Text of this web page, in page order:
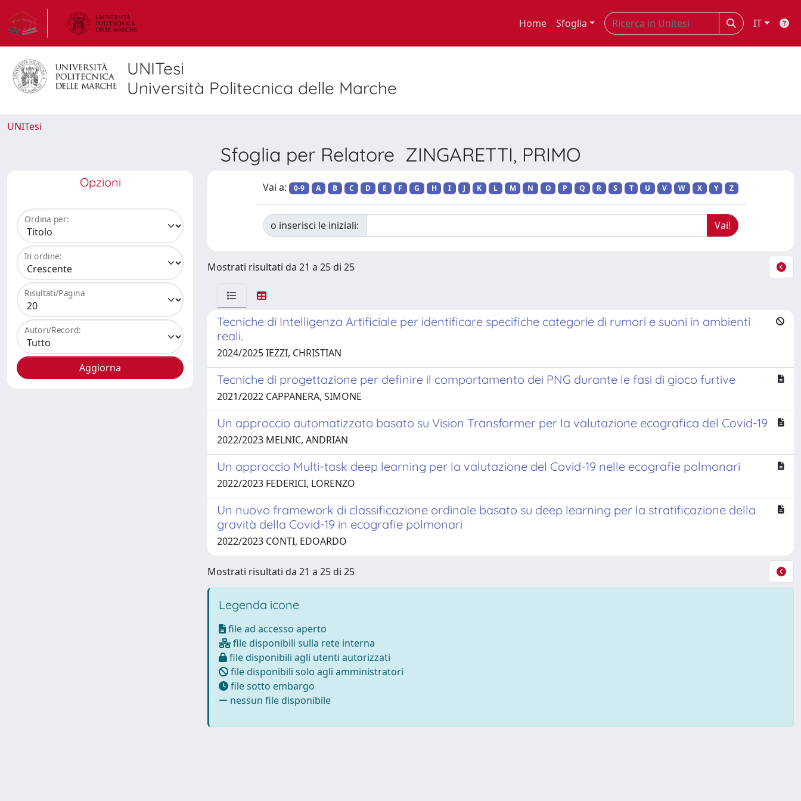
Home Sfoglia IT
UNITesi
Università Politecnica delle Marche
UNITesi
Sfoglia per Relatore ZINGARETTI, PRIMO
Opzioni
Ordina per:
In ordine:
Risultati/Pagina
Autori/Record:
Vai a: 0-9 A B C D E F G H I J K L M N O P Q R S T U V W X Y Z
o inserisci le iniziali:
Mostrati risultati da 21 a 25 di 25
Tecniche di Intelligenza Artificiale per identificare specifiche categorie di rumori e suoni in ambienti
reali.
2024/2025 IEZZI, CHRISTIAN
Tecniche di progettazione per definire il comportamento dei PNG durante le fasi di gioco furtive
2021/2022 CAPPANERA, SIMONE
Un approccio automatizzato basato su Vision Transformer per la valutazione ecografica del Covid-19
2022/2023 MELNIC, ANDRIAN
Un approccio Multi-task deep learning per la valutazione del Covid-19 nelle ecografie polmonari
2022/2023 FEDERICI, LORENZO
Un nuovo framework di classificazione ordinale basato su deep learning per la stratificazione della
gravità della Covid-19 in ecografie polmonari
2022/2023 CONTI, EDOARDO
Mostrati risultati da 21 a 25 di 25
Legenda icone
file ad accesso aperto
file disponibili sulla rete interna
file disponibili agli utenti autorizzati
file disponibili solo agli amministratori
file sotto embargo
nessun file disponibile